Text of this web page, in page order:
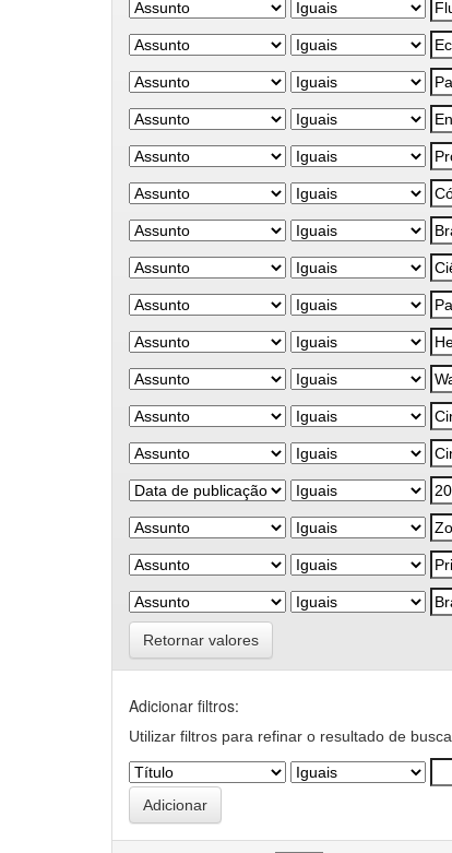
Retornar valores
Adicionar filtros:
Utilizar filtros para refinar o resultado de busca.